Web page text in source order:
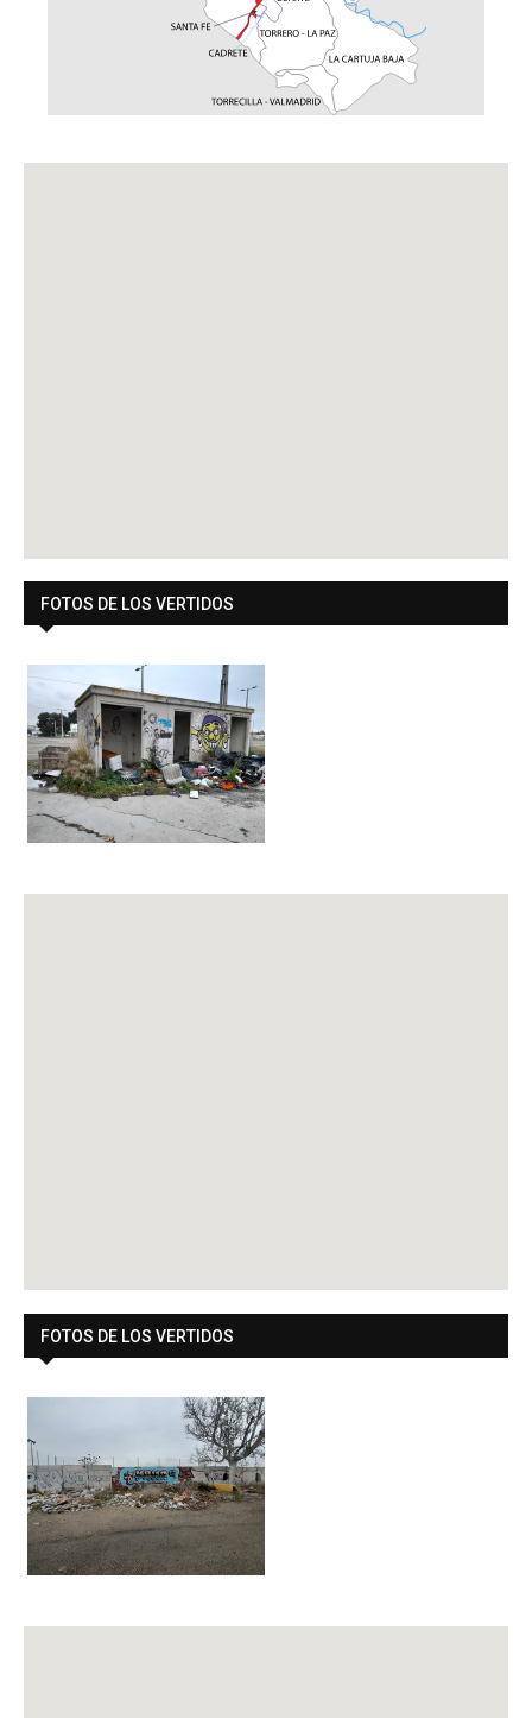
FOTOS DE LOS VERTIDOS
FOTOS DE LOS VERTIDOS